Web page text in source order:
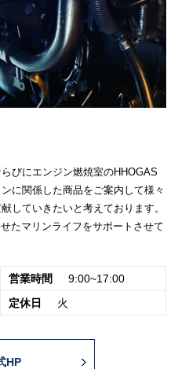
びにエンジン燃焼室のHHOGAS
に関係した商品をご案内して様々
していきたいと考えております。
たマリンライフをサポートさせて
営業時間
9:00~17:00
定休日 火
HP